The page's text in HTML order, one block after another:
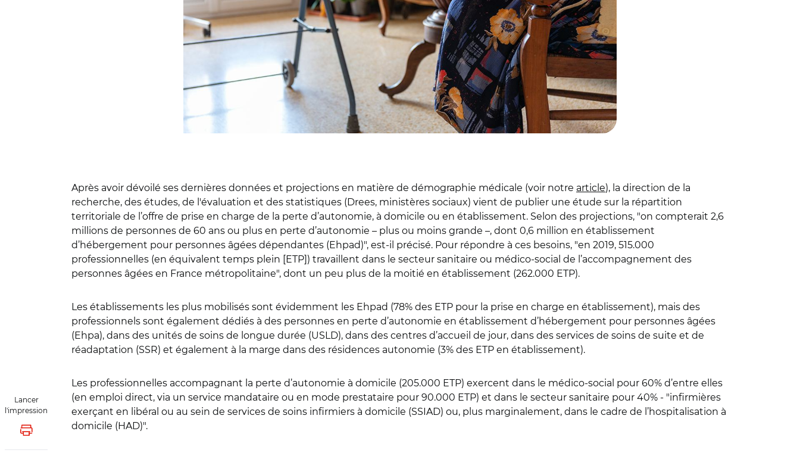
Lancer
l'impression
Lancer l'impression
Après avoir dévoilé ses dernières données et projections en matière de démographie médicale (voir notre article), la direction de la
recherche, des études, de l'évaluation et des statistiques (Drees, ministères sociaux) vient de publier une étude sur la répartition
territoriale de l’offre de prise en charge de la perte d’autonomie, à domicile ou en établissement. Selon des projections, "on compterait 2,6
millions de personnes de 60 ans ou plus en perte d’autonomie – plus ou moins grande –, dont 0,6 million en établissement
d’hébergement pour personnes âgées dépendantes (Ehpad)", est-il précisé. Pour répondre à ces besoins, "en 2019, 515.000
professionnelles (en équivalent temps plein [ETP]) travaillent dans le secteur sanitaire ou médico-social de l’accompagnement des
personnes âgées en France métropolitaine", dont un peu plus de la moitié en établissement (262.000 ETP).
Les établissements les plus mobilisés sont évidemment les Ehpad (78% des ETP pour la prise en charge en établissement), mais des
professionnels sont également dédiés à des personnes en perte d’autonomie en établissement d’hébergement pour personnes âgées
(Ehpa), dans des unités de soins de longue durée (USLD), dans des centres d’accueil de jour, dans des services de soins de suite et de
réadaptation (SSR) et également à la marge dans des résidences autonomie (3% des ETP en établissement).
Les professionnelles accompagnant la perte d’autonomie à domicile (205.000 ETP) exercent dans le médico-social pour 60% d’entre elles
(en emploi direct, via un service mandataire ou en mode prestataire pour 90.000 ETP) et dans le secteur sanitaire pour 40% - "infirmières
exerçant en libéral ou au sein de services de soins infirmiers à domicile (SSIAD) ou, plus marginalement, dans le cadre de l’hospitalisation à
domicile (HAD)".